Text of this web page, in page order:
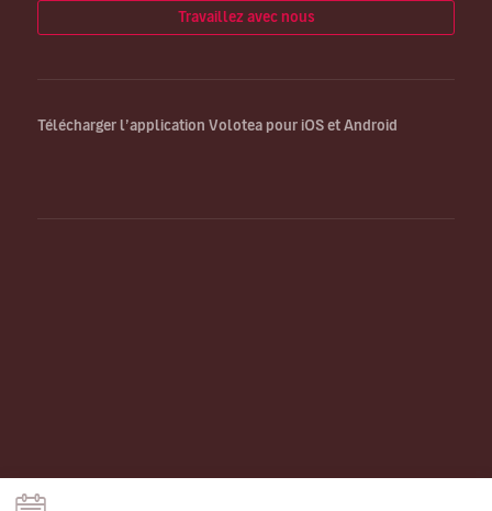
Travaillez avec nous
Télécharger l’application Volotea pour iOS et Android